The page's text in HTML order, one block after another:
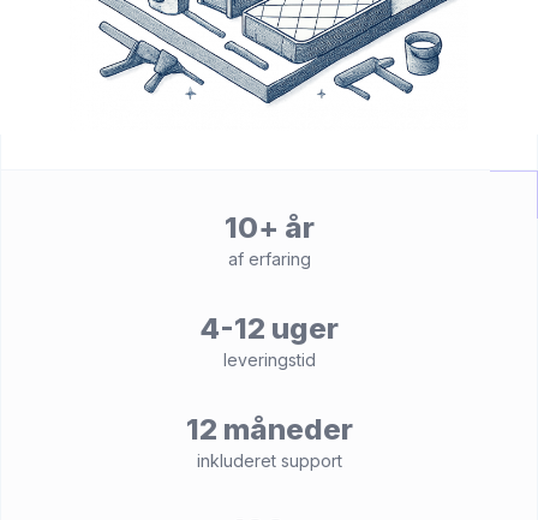
10+ år
af erfaring
4-12 uger
leveringstid
12 måneder
inkluderet support